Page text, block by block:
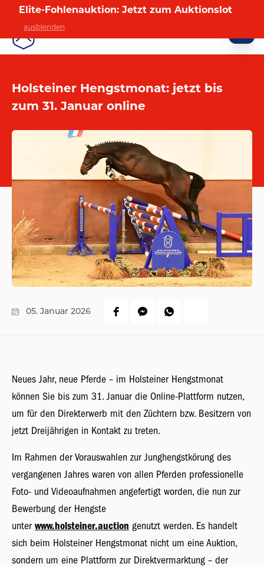
VERMARKTUNG
05. Januar 2026
Holsteiner Hengstmonat: jetzt bis
zum 31. Januar online
Neues Jahr, neue Pferde – im Holsteiner Hengstmonat
können Sie bis zum 31. Januar die Online-Plattform nutzen,
um für den Direkterwerb mit den Züchtern bzw. Besitzern von
jetzt Dreijährigen in Kontakt zu treten.
Im Rahmen der Vorauswahlen zur Junghengstkörung des
vergangenen Jahres waren von allen Pferden professionelle
Foto- und Videoaufnahmen angefertigt worden, die nun zur
Bewerbung der Hengste
unter www.holsteiner.auction genutzt werden. Es handelt
sich beim Holsteiner Hengstmonat nicht um eine Auktion,
sondern um eine Plattform zur Direktvermarktung – der
Elite-Fohlenauktion: Jetzt zum Auktionslot
ausblenden